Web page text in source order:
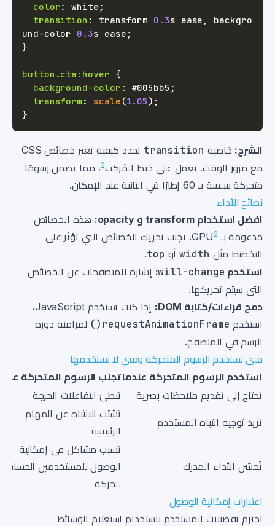
color: white ;
transition : transform 0.3s ease ,
backgro
und-color 0.3s ease ;
}
button .cta :hover {
background-color : #005bb5 ;
transform : scale (1.05 ) ;
}
الشرح: خاصية transition
تحدد كيفية تغير خصائص CSS
مع مرور الوقت. تعمل على خيط المُركب2، مما يضمن رسومًا
متحركة سلسة بـ 60 إطارًا في الثانية عند الإمكان.
نصائح الأداء
افضل استخدام transform و opacity:
هذه الخصائص
مدعومة بـ GPU 2
. تجنب تحريك الخصائص التي تؤثر على
التخطيط مثل widthأو top
.
استخدم will-change
: إشارة للمتصفحات عن الخصائص
التي سيتم تحريكها.
دمج قراءات/كتابة DOM:
إذا كنت تستخدم JavaScript،
استخدم requestAnimationFrame()
لمزامنة دورة
الرسم في المتصفح.
متى تستخدم الرسوم المتحركة ومتى لا تستخدمها
استخدم الرسوم المتحركة عندماتجنب الرسوم المتحركة
تحتاج إلى تقديم ملاحظات بصرية
تبطئ التفاعلات الحرجة
تريد توجيه انتباه المستخدم
تشتت الانتباه عن المهام
الرئيسية
تُحسّن الأداء المدرك
تسبب مشاكل في إمكانية
الوصول للمستخدمين
للحركة
اعتبارات إمكانية الوصول
احترم تفضيلات المستخدم باستخدام استعلام الوسائط